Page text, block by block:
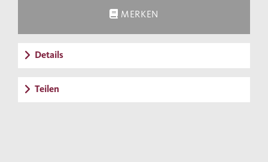
Mord und Rache, Entbehrungen und Siegen.
ausgestattet und in verschiedenen
Bereichen wurden sie jedoch systematisch
MERKEN
Details
Teilen